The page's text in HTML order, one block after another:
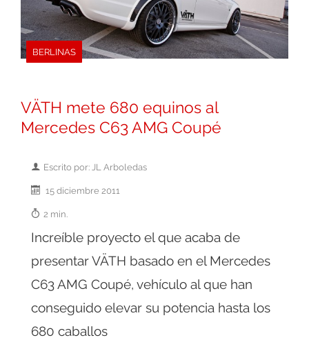
BERLINAS
VÄTH mete 680 equinos al
Mercedes C63 AMG Coupé
Escrito por: JL Arboledas
15 diciembre 2011
2 min.
Increíble proyecto el que acaba de
presentar VÄTH basado en el Mercedes
C63 AMG Coupé, vehículo al que han
conseguido elevar su potencia hasta los
680 caballos